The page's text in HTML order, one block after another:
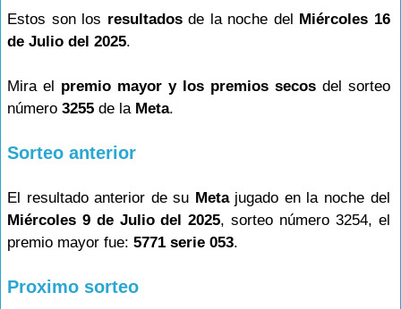
Estos son los resultadosde la noche del Miércoles 16
de Julio del 2025.
Mira el premio mayor y los premios secosdel sorteo
número 3255 de la Meta.
Sorteo anterior
El resultado anterior de su Metajugado en la noche del
Miércoles 9 de Julio del 2025, sorteo número 3254, el
premio mayor fue: 5771 serie 053.
Proximo sorteo